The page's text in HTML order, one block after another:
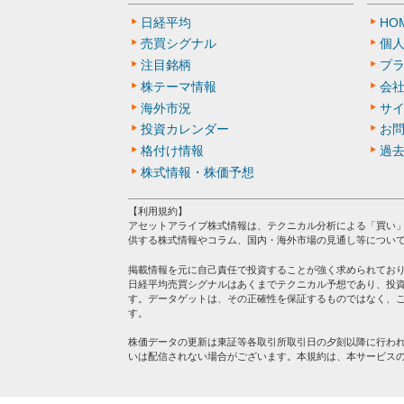
日経平均
売買シグナル
注目銘柄
株テーマ情報
海外市況
投資カレンダー
格付け情報
株式情報・株価予想
個
プ
会
サ
お
過
【利用規約】
アセットアライブ株式情報は、テクニカル分析による「買
供する株式情報やコラム、国内・海外市場の見通し等につい
掲載情報を元に自己責任で投資することが強く求められてお
日経平均売買シグナルはあくまでテクニカル予想であり、投
す。データゲットは、その正確性を保証するものではなく、
す。
株価データの更新は東証等各取引所取引日の夕刻以降に行わ
いは配信されない場合がございます。本規約は、本サービス